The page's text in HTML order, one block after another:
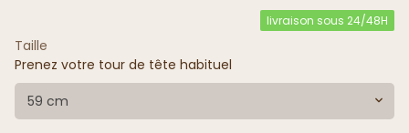
livraison sous 24/48H
Taille
Prenez votre tour de tête habituel
59 cm